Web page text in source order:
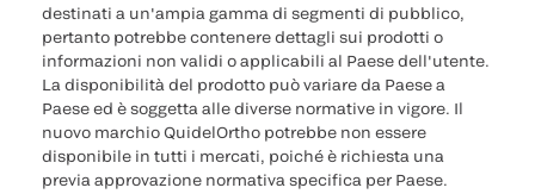
destinati a un'ampia gamma di segmenti di pubblico,
pertanto potrebbe contenere dettagli sui prodotti o
informazioni non validi o applicabili al Paese dell'utente.
La disponibilità del prodotto può variare da Paese a
Paese ed è soggetta alle diverse normative in vigore. Il
nuovo marchio QuidelOrtho potrebbe non essere
disponibile in tutti i mercati, poiché è richiesta una
previa approvazione normativa specifica per Paese.